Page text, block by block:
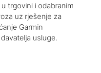
trgovini i odabranim
uz rješenje za
Garmin
usluge.